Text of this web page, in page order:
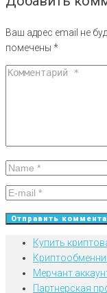
Ваш адрес email не
помечены *
Купить
Мерчант
Партнерская